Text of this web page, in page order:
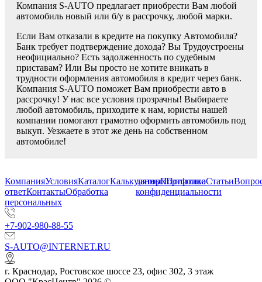
Компания S-AUTO предлагает приобрести Вам любой
автомобиль новый или б/у в рассрочку, любой марки.
Если Вам отказали в кредите на покупку Автомобиля?
Банк требует подтверждение дохода? Вы Трудоустроены
неофициально? Есть задолженность по судебным
приставам? Или Вы просто не хотите вникать в
трудности оформления автомобиля в кредит через банк.
Компания S-AUTO поможет Вам приобрести авто в
рассрочку! У нас все условия прозрачны! Выбираете
любой автомобиль, приходите к нам, юристы нашей
компании помогают грамотно оформить автомобиль под
выкуп. Уезжаете в этот же день на собственном
автомобиле!
КомпанияУсловияКаталогКалькуляторПортфолиоСтатьи
ответКонтактыОбработка
персональных
данныхПолитика
конфиденциальности
+7-902-980-88-55
S-AUTO@INTERNET.RU
г. Краснодар, Ростовское шоссе 23, офис 302, 3 этаж